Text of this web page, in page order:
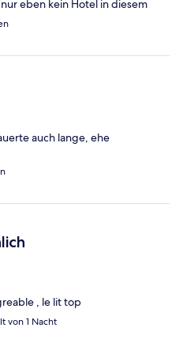
eben kein Hotel in diesem
auch lange, ehe
, le lit top
von 1 Nacht